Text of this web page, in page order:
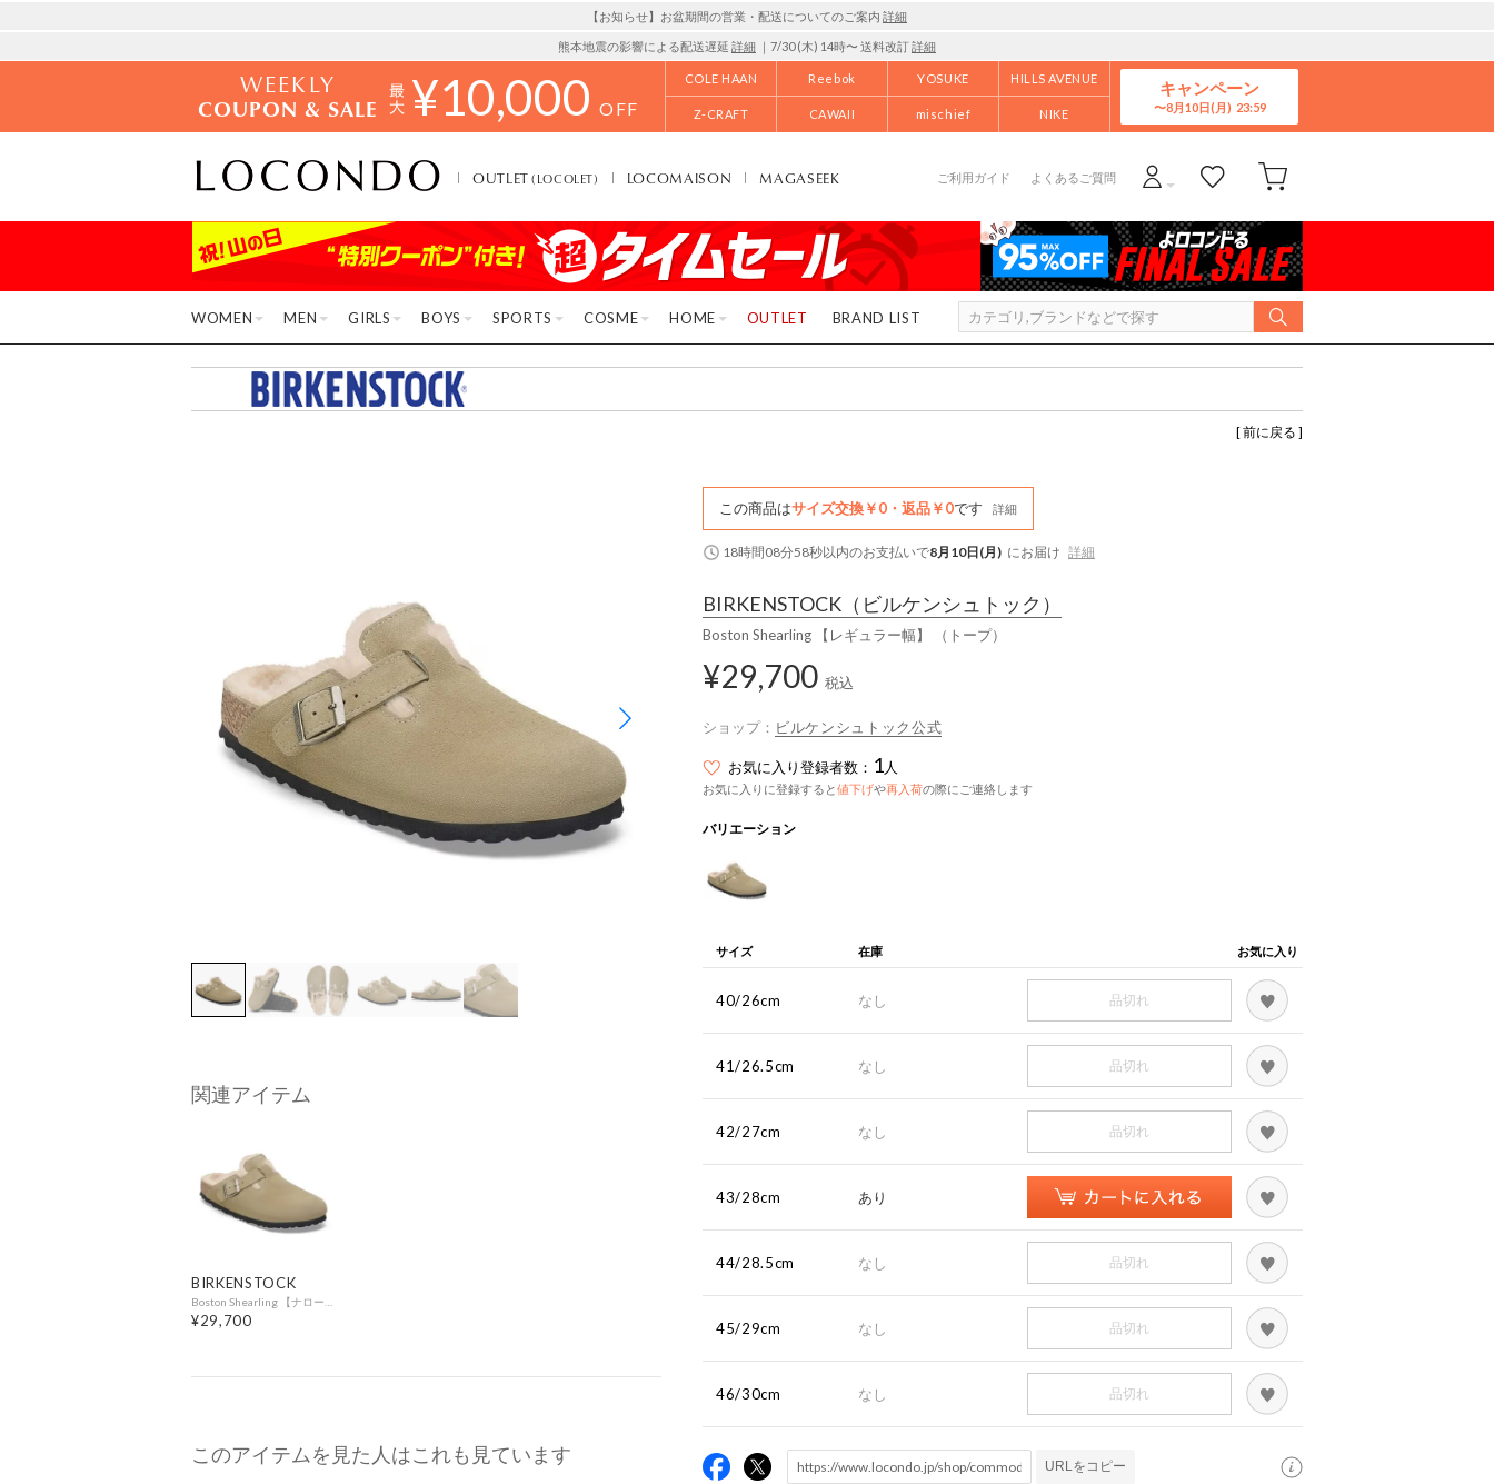
【お知らせ】お盆期間の営業・配送についてのご案内 詳細
熊本地震の影響による配送遅延 詳細 ｜7/30 (木) 14時〜 送料改訂詳細
WEEKLY
COUPON & SALE ¥10,000 OFF
COLE HAAN Reebok YOSUKE HILLS AVENUE
Z-CRAFT CAWAII mischief NIKE
キャンペーン
8月10日(月)
OUTLET(LOCOLET) LOCOMAISON MAGASEEK ご利用ガイド よくあるご質問
WOMEN MEN GIRLS BOYS SPORTS COSME HOME OUTLET BRAND LIST
[ 前に戻る ]
関連アイテム
BIRKENSTOCK
¥29,700
このアイテムを見た人はこれも見ています
この商品はサイズ交換￥0・返品￥0です 詳細
18時間08分57秒以内のお支払いで8月10日(月) にお届け 詳細
BIRKENSTOCK （ビルケンシュトック）
Boston Shearling 【レギュラー幅】 （トープ）
¥29,700 税込
ショップ： ビルケンシュトック公式
お気に入り登録者数： 1人
お気に入りに登録すると値下げや再入荷の際にご連絡します
バリエーション
サイズ 在庫 お気に入り
40/26cm なし 品切れ
41/26.5cm なし 品切れ
42/27cm なし 品切れ
43/28cm あり
44/28.5cm なし 品切れ
45/29cm なし 品切れ
46/30cm なし 品切れ
URLをコピー